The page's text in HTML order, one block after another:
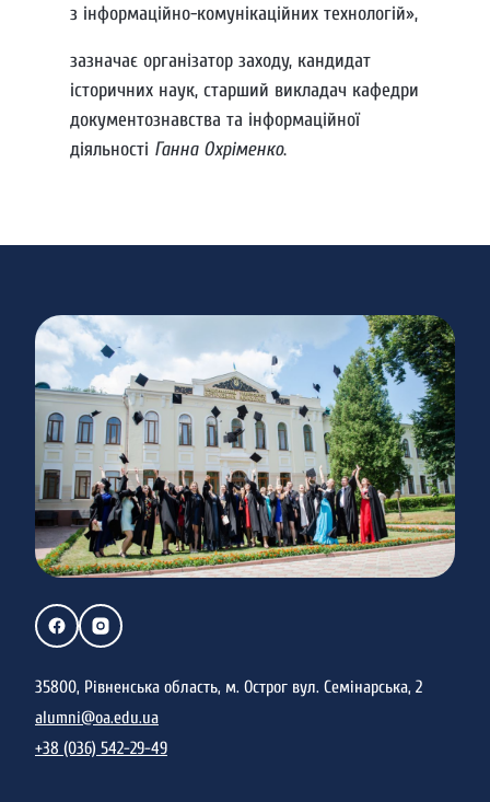
з інформаційно-комунікаційних технологій»,
зазначає організатор заходу, кандидат
історичних наук, старший викладач кафедри
документознавства та інформаційної
діяльності Ганна Охріменко.
35800, Рівненська область, м. Острог вул. Семінарська, 2
alumni@oa.edu.ua
+38 (036) 542-29-49